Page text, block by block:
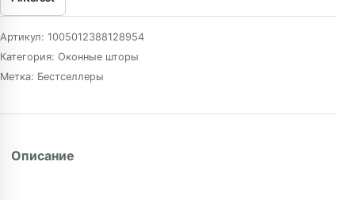
Артикул: 1005012388128954
Категория: Оконные шторы
Метка: Бестселлеры
Описание